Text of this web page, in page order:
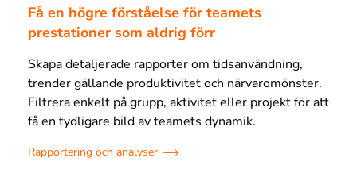
Få en högre förståelse för teamets
prestationer som aldrig förr
Skapa detaljerade rapporter om tidsanvändning,
trender gällande produktivitet och närvaromönster.
Filtrera enkelt på grupp, aktivitet eller projekt för att
få en tydligare bild av teamets dynamik.
Rapportering och analyser